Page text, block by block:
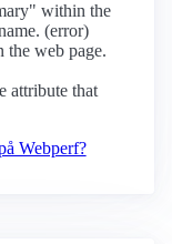
within the
(error)
web page.
attribute that
Webperf?